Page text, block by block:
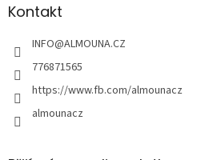
Kontakt
INFO@ALMOUNA.CZ
776871565
https://www.fb.com/almounacz
almounacz